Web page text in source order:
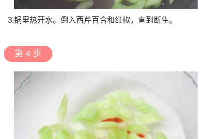
3.锅里热开水。倒入西芹百合和红椒，直到断生。
第 4 步